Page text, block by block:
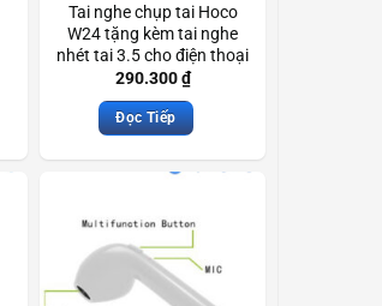
Tai nghe chụp tai Hoco
W24 tặng kèm tai nghe
nhét tai 3.5 cho điện thoại
máy tính Scd3459
290.300₫
Đọc Tiếp